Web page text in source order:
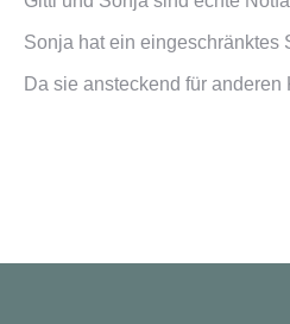
Sonja hat ein eingeschränktes
Da sie ansteckend für